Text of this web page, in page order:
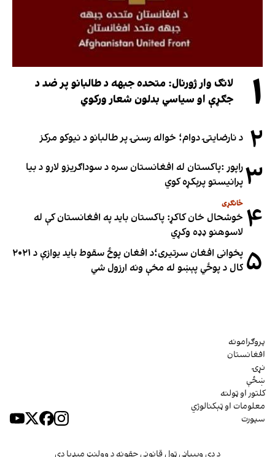
۱
لانګ وار ژورنال: متحده جبهه د طالبانو پر ضد د
جګړې او سیاسي بدلون شعار ورکوي
۲ د نارضایتۍ دوام؛ خواله رسنۍ پر طالبانو د نیوکو مرکز
۳راپور :پاکستان له افغانستان سره د سوداګریزو لارو د بیا
پرانیستو پرېکړه کوي
۴ ځانګړی
خوشحال خان کاکړ: پاکستان بايد په افغانستان کې له
لاسوهنو ډډه وکړي
۵
پخوانی افغان سرتیری؛د افغان پوځ سقوط باید یوازې د ۲۰۲۱
کال د پوځي پېښو له مخې ونه ارزول شي
پروګرامونه
افغانستان
نړۍ
ښځې
کلتور او ټولنه
معلومات او ټېکنالوژي
سپورت
د دې وېبپاڼې ټول قانوني حقونه د وولنټ میډیا دي